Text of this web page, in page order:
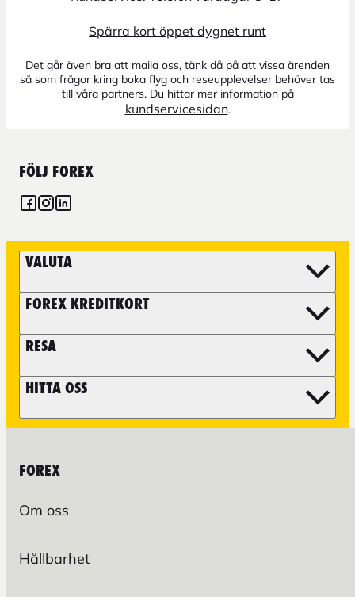
Spärra kort öppet dygnet runt
Det går även bra att maila oss, tänk då på att vissa ärenden
så som frågor kring boka flyg och reseupplevelser behöver tas
till våra partners. Du hittar mer information på
kundservicesidan.
FÖLJ FOREX
VALUTA
FOREX KREDITKORT
RESA
HITTA OSS
FOREX
Om oss
Hållbarhet